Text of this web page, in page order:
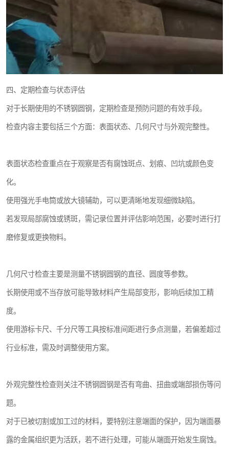
四、定期检查与状态评估
对于长期使用的不锈钢圆钢，定期检查是预防问题的有效手段。
检查内容主要包括三个方面：表面状态、几何尺寸与外观完整性。
表面状态检查重点在于观察是否有腐蚀斑点、划痕、凹坑或颜色变
化。
使用强光手电筒或放大镜辅助，可以更清晰地发现细微缺陷。
若发现局部腐蚀或锈斑，需记录位置并评估影响范围，必要时进行打
磨修复或更换物料。
几何尺寸检查主要是测量不锈钢圆钢的直径、圆度等参数。
长期使用或不当存放可能导致材料产生局部变形，影响后续加工精
度。
使用游标卡尺、千分尺等工具按标准间距进行多点测量，若偏差超过
行业标准，需及时调整使用方案。
外观完整性检查则关注不锈钢圆钢是否有弯曲、扭曲或端部损伤等问
题。
对于已被切割或加工过的材料，要特别注意端面的保护，因为端面暴
露的金属组织更为活跃，若不进行处理，可能从端面开始发生腐蚀。